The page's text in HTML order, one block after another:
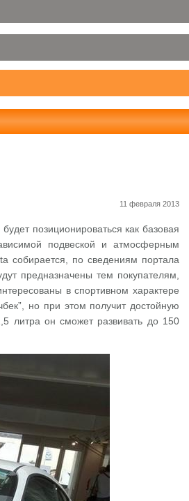
11 февраля 2013
позиционироваться как базовая
подвеской и атмосферным
собирается, по сведениям портала
предназначены тем покупателям,
в спортивном характере
но при этом получит достойную
литра он сможет развивать до 150